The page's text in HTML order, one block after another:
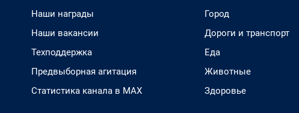
Наши награды
Наши вакансии
Техподдержка
Предвыборная агитация
Статистика канала в MAX
Город
Дороги и транспорт
Еда
Животные
Здоровье